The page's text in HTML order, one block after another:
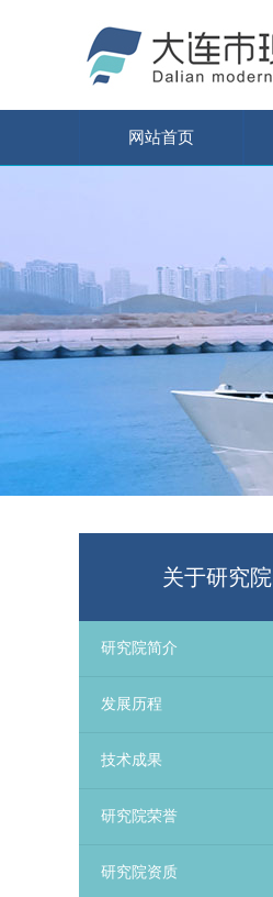
网站首页
关于研究院
研究院简介
发展历程
技术成果
研究院荣誉
研究院资质